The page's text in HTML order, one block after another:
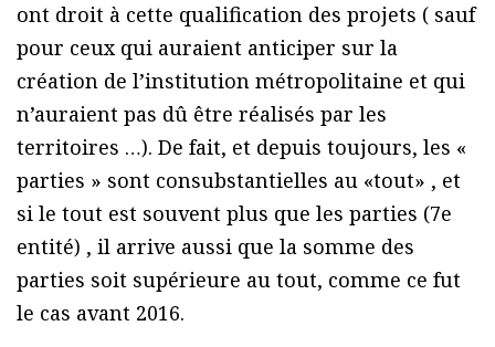
ont droit à cette qualification des projets ( sauf
pour ceux qui auraient anticiper sur la
création de l’institution métropolitaine et qui
n’auraient pas dû être réalisés par les
territoires …). De fait, et depuis toujours, les «
parties » sont consubstantielles au «tout» , et
si le tout est souvent plus que les parties (7e
entité) , il arrive aussi que la somme des
parties soit supérieure au tout, comme ce fut
le cas avant 2016.